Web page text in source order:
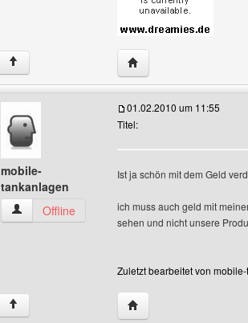
↑ Website dieses
mobile-
tankanlagen
mobile-tankanlagen Benutzer-Profile anzeigen
Offline
01.02.2010 um 11:55
Titel:
Ist ja schön mit dem Geld
ich muss auch geld mit
sehen und nicht unsere
Zuletzt bearbeitet von
↑ Website dieses